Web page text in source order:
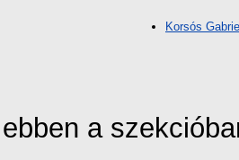
Korsós
a